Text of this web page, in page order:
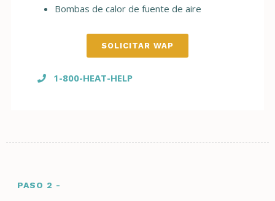
Bombas de calor de fuente de aire
SOLICITAR WAP
1-800-HEAT-HELP
PASO 2 -